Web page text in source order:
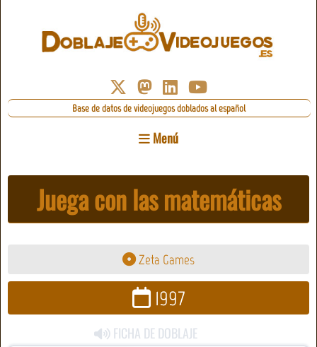
Base de datos de videojuegos doblados al español
Menú
Juega con las matemáticas
Zeta Games
1997
FICHA DE DOBLAJE